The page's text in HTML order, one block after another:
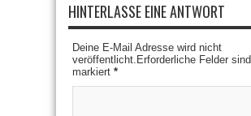
HINTERLASSE EINE ANTWORT
Deine E-Mail Adresse wird nicht
veröffentlicht.Erforderliche Felder sind
markiert *